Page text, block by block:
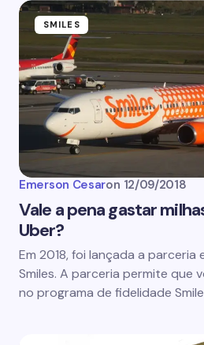
SMILES
Emerson Cesaron 12/09/2018
Vale a pena gastar
Uber?
Em 2018, foi lançada a parceria
Smiles. A parceria permite que
no programa de fidelidade